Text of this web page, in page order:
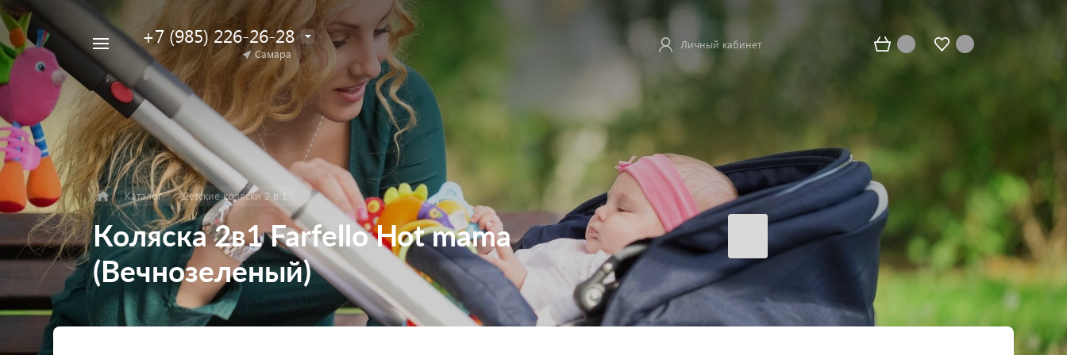
в каталоге
Найти
Например,
коляска
+7 (985) 226-26-28
Самара
Личный кабинет
Каталог Детские коляски 2 в 1
Коляска 2в1 Farfello Hot mama
(Вечнозеленый)